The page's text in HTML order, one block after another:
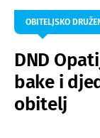
OBITELJSKO
DND
bake i
obitelj